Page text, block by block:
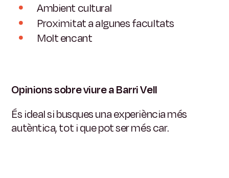
Ambient cultural
Proximitat a algunes facultats
Molt encant
Opinions sobre viure a Barri Vell
És ideal si busques una experiència més
autèntica, tot i que pot ser més car.